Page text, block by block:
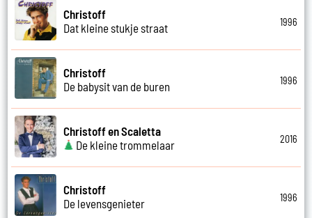
Christoff
Dat kleine stukje straat
1996
Christoff
De babysit van de buren
1996
Christoff en Scaletta
De kleine trommelaar
2016
Christoff
De levensgenieter
1996